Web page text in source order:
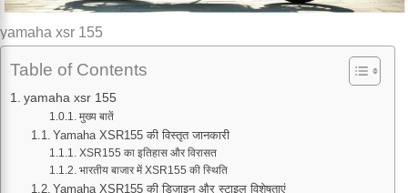
yamaha xsr 155
Table of Contents
yamaha xsr 155
मुख्य बातें
Yamaha XSR155 की विस्तृत जानकारी
XSR155 का इतिहास और विरासत
भारतीय बाजार में XSR155 की स्थिति
Yamaha XSR155 की डिज़ाइन और स्टाइल विशेषताएं